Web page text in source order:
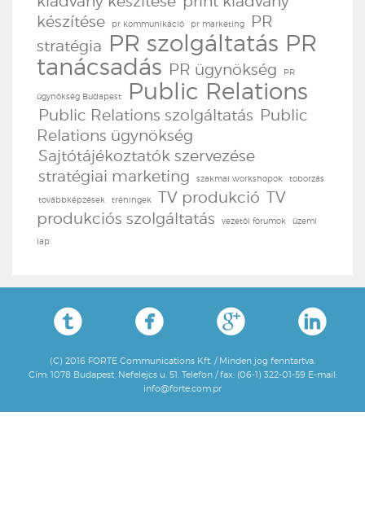
készítése
pr kommunikáció pr marketing
PR
stratégia PR szolgáltatás PR
tanácsadás PR ügynökség PR
ügynökség Budapest Public Relations
Public Relations szolgáltatás Public
Relations ügynökség
Sajtótájékoztatók szervezése
stratégiai marketing
szakmai workshopok toborzás
továbbképzések tréningek TV produkció TV
produkciós szolgáltatás
vezetői fórumok üzemi
lap
   
(C) 2016 FORTE Communications Kft. / Minden jog fenntartva.
Cím: 1078 Budapest, Nefelejcs u. 51. Telefon / fax: (06-1) 322-01-59 E-mail:
info@forte.com.pr